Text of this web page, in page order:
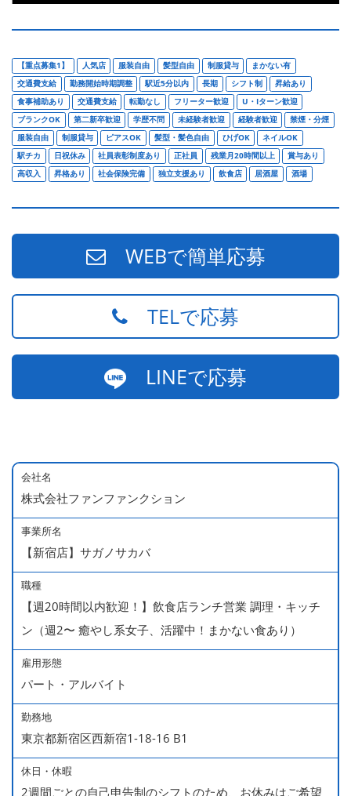
【重点募集1】 人気店 服装自由 髪型自由 制服貸与
まかない有
交通費支給
勤務開始時期調整 駅近5分以内 長期 シフト制
昇給あり
食事補助あり
交通費支給 転勤なし フリーター歓迎
U・Iターン歓迎
ブランクOK
第二新卒歓迎 学歴不問 未経験者歓迎 経験者歓迎
禁煙・分煙
服装自由
制服貸与 ピアスOK 髪型・髪色自由 ひげOK
ネイルOK
駅チカ
日祝休み 社員表彰制度あり 正社員 残業月20時間以上
賞与あり
高収入
昇格あり 社会保険完備 独立支援あり 飲食店 居酒屋 酒場
WEBで簡単応募
TELで応募
LINEで応募
会社名
株式会社ファンファンクション
事業所名
【新宿店】サガノサカバ
職種
【週20時間以内歓迎！】飲食店ランチ営業 調理・キッチ
ン（週2〜 癒やし系女子、活躍中！まかない食あり）
雇用形態
パート・アルバイト
勤務地
東京都新宿区西新宿1-18-16 B1
休日・休暇
2週間ごとの自己申告制のシフトのため、お休みはご希望